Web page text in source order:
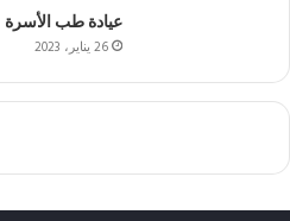
عيادة طب الأسرة
26 يناير، 2023